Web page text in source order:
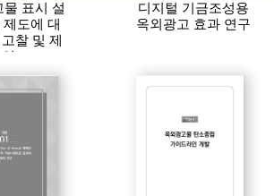
물 표시 설
도에 대
찰 및 제
언
디지털 기금조성용
옥외광고 효과 연구